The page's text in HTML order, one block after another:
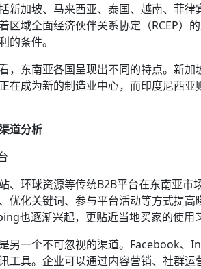
新加坡、马来西亚、泰国、越南、菲
区域全面经济伙伴关系协定（RCEP）
的条件。
，东南亚各国呈现出不同的特点。新
在成为新的制造业中心，而印度尼西
道分析
、环球资源等传统B2B平台在东南亚
优化关键词、参与平台活动等方式提
也逐渐兴起，更贴近当地买家的使用
另一个不可忽视的渠道。Facebook
工具。企业可以通过内容营销、社群运